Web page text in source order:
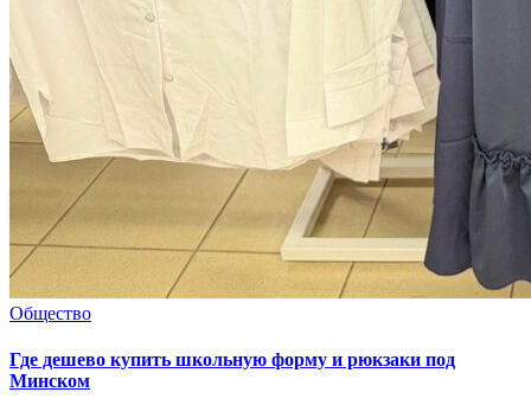
Общество
Где дешево купить школьную форму и рюкзаки под
Минском